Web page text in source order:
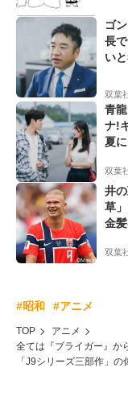
ゴ
長
い
双葉
青
ナ!
夏
双葉
井
草
金
ー
双葉
#昭和 #アニメ
TOP
アニメ
全ては『ブライガー』か
「J9シリーズ三部作」の